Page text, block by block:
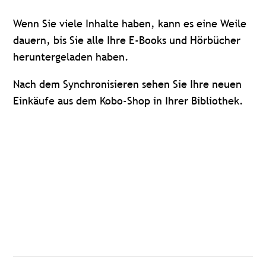
Wenn Sie viele Inhalte haben, kann es eine Weile
dauern, bis Sie alle Ihre E-Books und Hörbücher
heruntergeladen haben.
Nach dem Synchronisieren sehen Sie Ihre neuen
Einkäufe aus dem Kobo-Shop in Ihrer Bibliothek.